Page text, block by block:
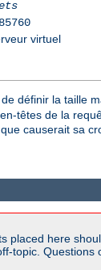
virtuel
définir la taille
têtes de la
causerait sa
placed here
topic.